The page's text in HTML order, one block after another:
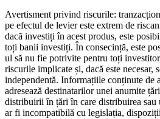
Avertisment privind riscurile:
pe efectul de levier este extrem de
dacă investiți în acest produs, este
toți banii investiți. În consecință, este
ul să nu fie potrivite pentru toți
riscurile implicate și, dacă este necesar,
independentă. Informațiile conținute de
adresează destinatarilor unei anumite
distribuirii în țări în care distribuirea sau
ar fi incompatibilă cu legislația,